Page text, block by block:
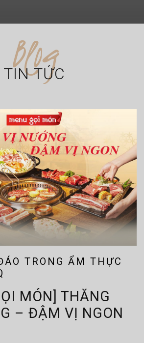
Blog
TIN TỨC
TRONG ẨM THỰC
MÓN] THĂNG
– ĐẬM VỊ NGON